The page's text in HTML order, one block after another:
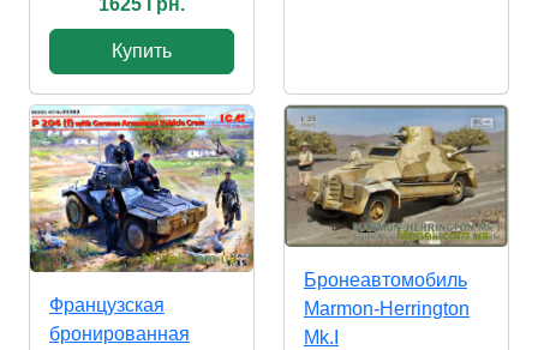
1625 Грн.
Купить
Французская
бронированная
Бронеавтомобиль
Marmon-Herrington
Mk.I